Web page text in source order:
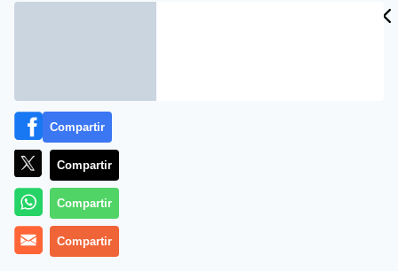
Más información
Compartir
Compartir
Compartir
Compartir